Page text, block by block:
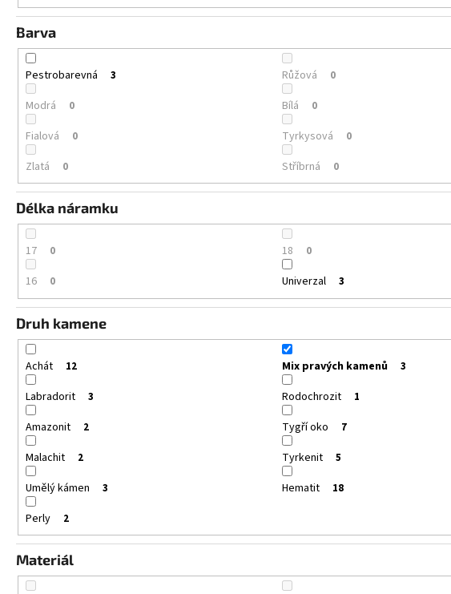
Barva
Pestrobarevná 3 Růžová 0
Modrá 0 Bílá 0
Fialová 0 Tyrkysová 0
Zlatá 0 Stříbrná 0
Délka náramku
17 0 18 0
16 0 Univerzal 3
Druh kamene
Achát 12 Mix pravých kamenů 3
Labradorit 3 Rodochrozit 1
Amazonit 2 Tygří oko 7
Malachit 2 Tyrkenit 5
Umělý kámen 3 Hematit 18
Perly 2
Materiál